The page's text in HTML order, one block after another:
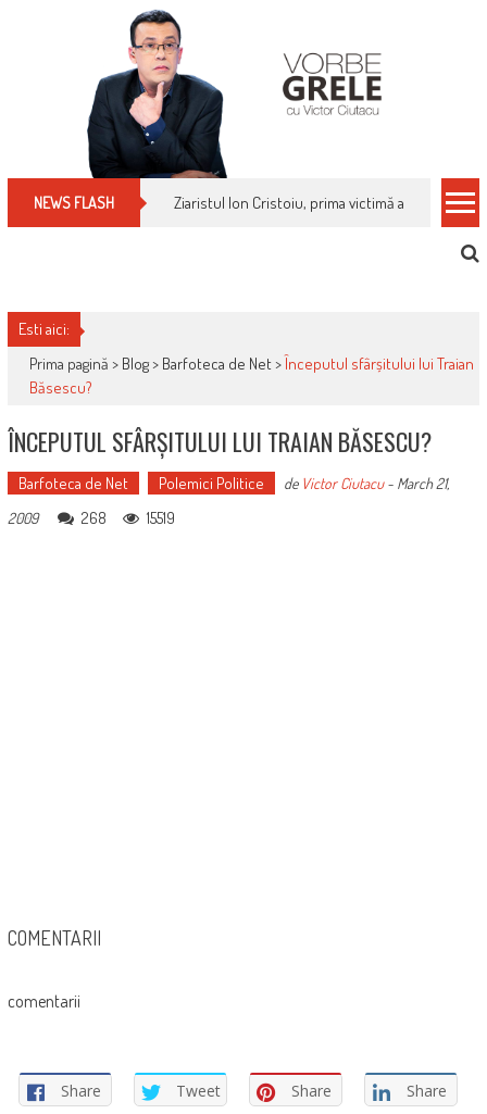
NEWS FLASH Ziaristul Ion Cristoiu, prima victimă a noi
Esti aici:
Prima pagină > Blog> Barfoteca de Net> Începutul sfârșitului lui Traian
Băsescu?
ÎNCEPUTUL SFÂRȘITULUI LUI TRAIAN BĂSESCU?
Barfoteca de Net Polemici Politice de Victor Ciutacu- March 21,
2009
268 15519
COMENTARII
comentarii
Share Tweet Share Share